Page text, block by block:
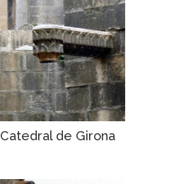
Catedral de Girona